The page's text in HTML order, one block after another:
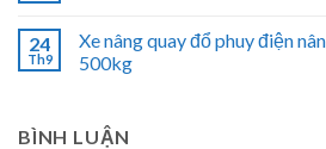
24
Th9
Xe nâng quay đổ phuy điện
500kg
BÌNH LUẬN